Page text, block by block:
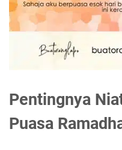
Pentingnya
Puasa